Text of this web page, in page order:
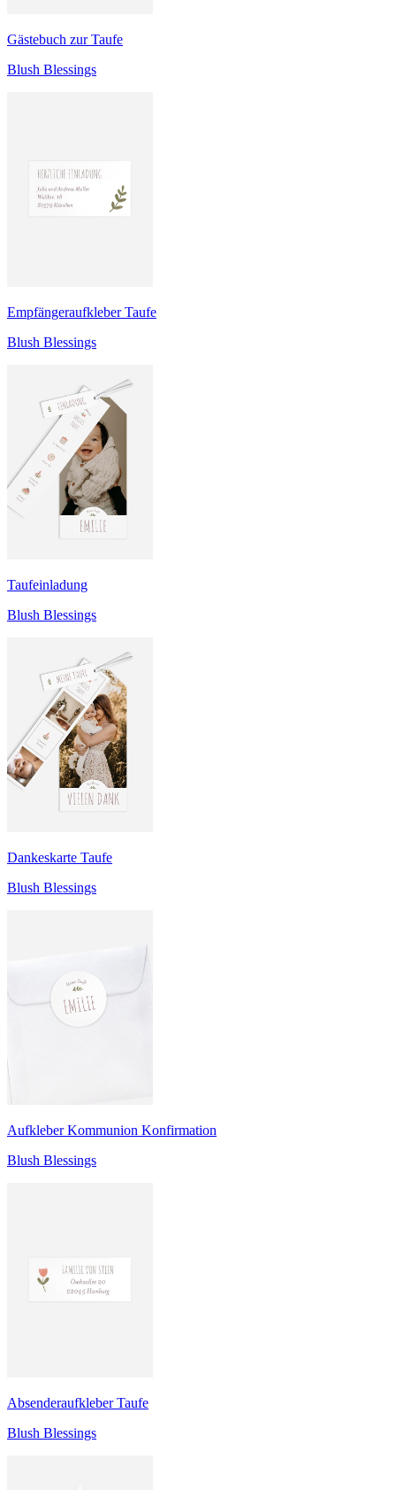
Gästebuch zur Taufe
Blush Blessings
Empfängeraufkleber Taufe
Blush Blessings
Taufeinladung
Blush Blessings
Dankeskarte Taufe
Blush Blessings
Aufkleber Kommunion Konfirmation
Blush Blessings
Absenderaufkleber Taufe
Blush Blessings